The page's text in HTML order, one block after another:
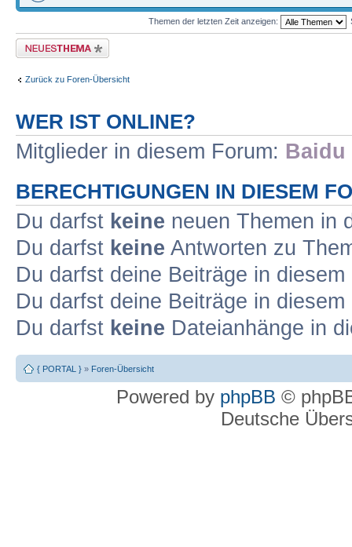
Themen der letzten Zeit anzeigen:
Neues Thema erstellen
Zurück zu Foren-Übersicht
WER IST ONLINE?
Mitglieder in diesem Forum:
BERECHTIGUNGEN IN DIESEM
Du darfst keine neuen Themen in
Du darfst keine Antworten zu
Du darfst deine Beiträge in
Du darfst deine Beiträge in
Du darfst keine Dateianhänge in
{ PORTAL } » Foren-Übersicht
Powered by phpBB ©
Deutsche